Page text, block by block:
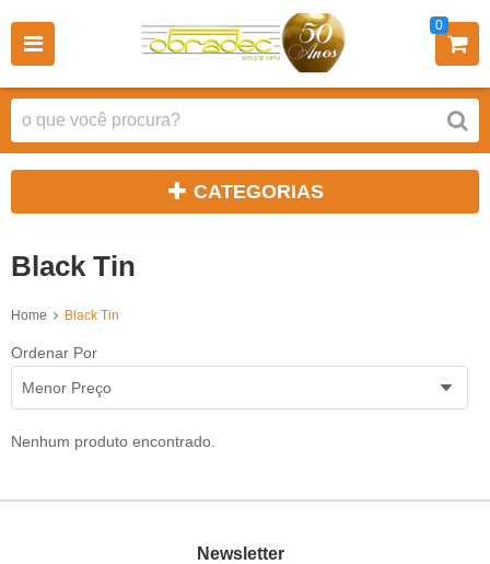
0
CATEGORIAS
Black Tin
Home Black Tin
Ordenar Por
Menor Preço
Nenhum produto encontrado.
Newsletter